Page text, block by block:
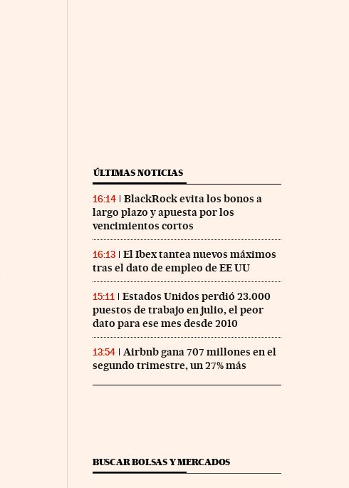
ÚLTIMAS NOTICIAS
16:14
BlackRock evita los bonos a
largo plazo y apuesta por los
vencimientos cortos
16:13
El Ibex tantea nuevos máximos
tras el dato de empleo de EE UU
15:11
Estados Unidos perdió 23.000
puestos de trabajo en julio, el peor
dato para ese mes desde 2010
13:54
Airbnb gana 707 millones en el
segundo trimestre, un 27% más
BUSCAR BOLSAS Y MERCADOS